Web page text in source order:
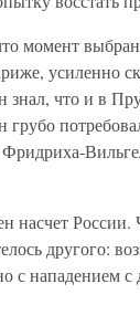
мо­мент
усиленно
знал, что и в
России.
другого:
с нападением